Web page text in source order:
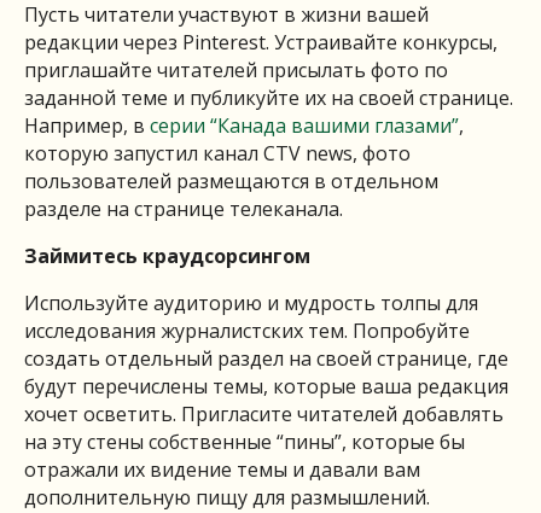
Пусть читатели участвуют в жизни вашей
редакции через Pinterest. Устраивайте конкурсы,
приглашайте читателей присылать фото по
заданной теме и публикуйте их на своей странице.
Например, в серии “Канада вашими глазами”,
которую запустил канал CTV news, фото
пользователей размещаются в отдельном
разделе на странице телеканала.
Займитесь краудсорсингом
Используйте аудиторию и мудрость толпы для
исследования журналистских тем. Попробуйте
создать отдельный раздел на своей странице, где
будут перечислены темы, которые ваша редакция
хочет осветить. Пригласите читателей добавлять
на эту стены собственные “пины”, которые бы
отражали их видение темы и давали вам
дополнительную пищу для размышлений.